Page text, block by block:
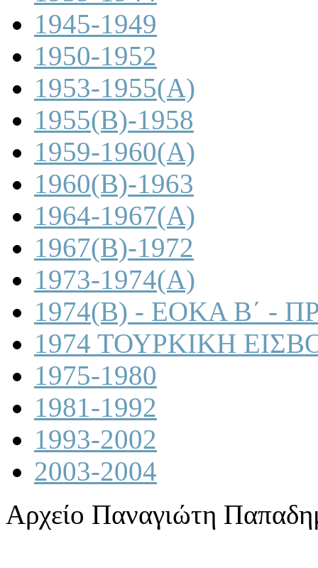
1945-1949
1950-1952
1953-1955(A)
1955(B)-1958
1959-1960(A)
1960(B)-1963
1964-1967(A)
1967(B)-1972
1973-1974(A)
1974(B) - ΕΟΚΑ Β΄ -
1974 ΤΟΥΡΚΙΚΗ
1975-1980
1981-1992
1993-2002
2003-2004
Αρχείο Παναγιώτη